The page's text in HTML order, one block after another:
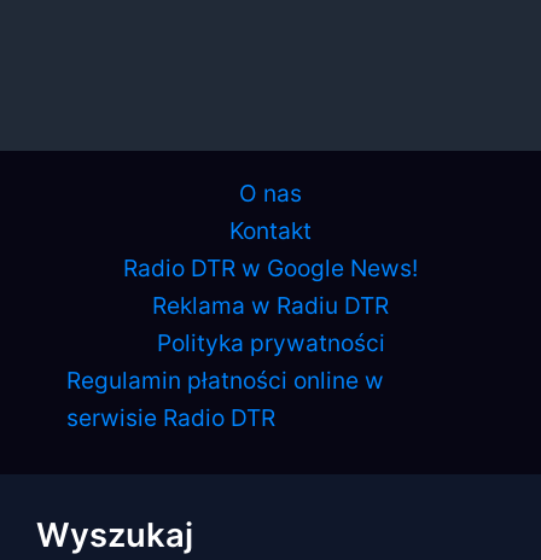
O nas
Kontakt
Radio DTR w Google News!
Reklama w Radiu DTR
Polityka prywatności
Regulamin płatności online w
serwisie Radio DTR
Wyszukaj